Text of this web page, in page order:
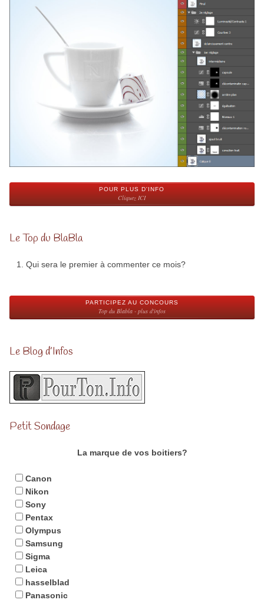
POUR PLUS D'INFO
Cliquez ICI
Le Top du BlaBla
Qui sera le premier à commenter ce mois?
PARTICIPEZ AU CONCOURS
Top du Blabla - plus d'infos
Le Blog d’Infos
Petit Sondage
La marque de vos boitiers?
Canon
Nikon
Sony
Pentax
Olympus
Samsung
Sigma
Leica
hasselblad
Panasonic